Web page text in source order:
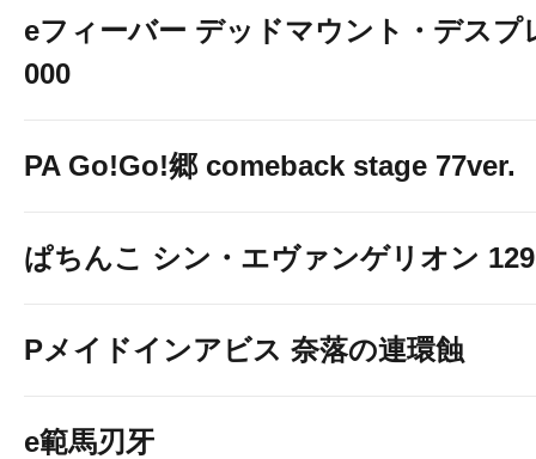
eフィーバー デッドマウント・デスプ
000
PA Go!Go!郷 comeback stage 77ver.
ぱちんこ シン・エヴァンゲリオン
Pメイドインアビス 奈落の連環蝕
e範馬刃牙